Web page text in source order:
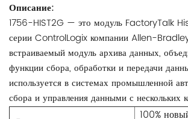
Описание:
1756-HIST2G — это модуль FactoryTalk
серии ControlLogix компании Allen-
встраиваемый модуль архива данных,
функции сбора, обработки и передачи
используется в системах промышленной
сбора и управления данными с нескольких
100%